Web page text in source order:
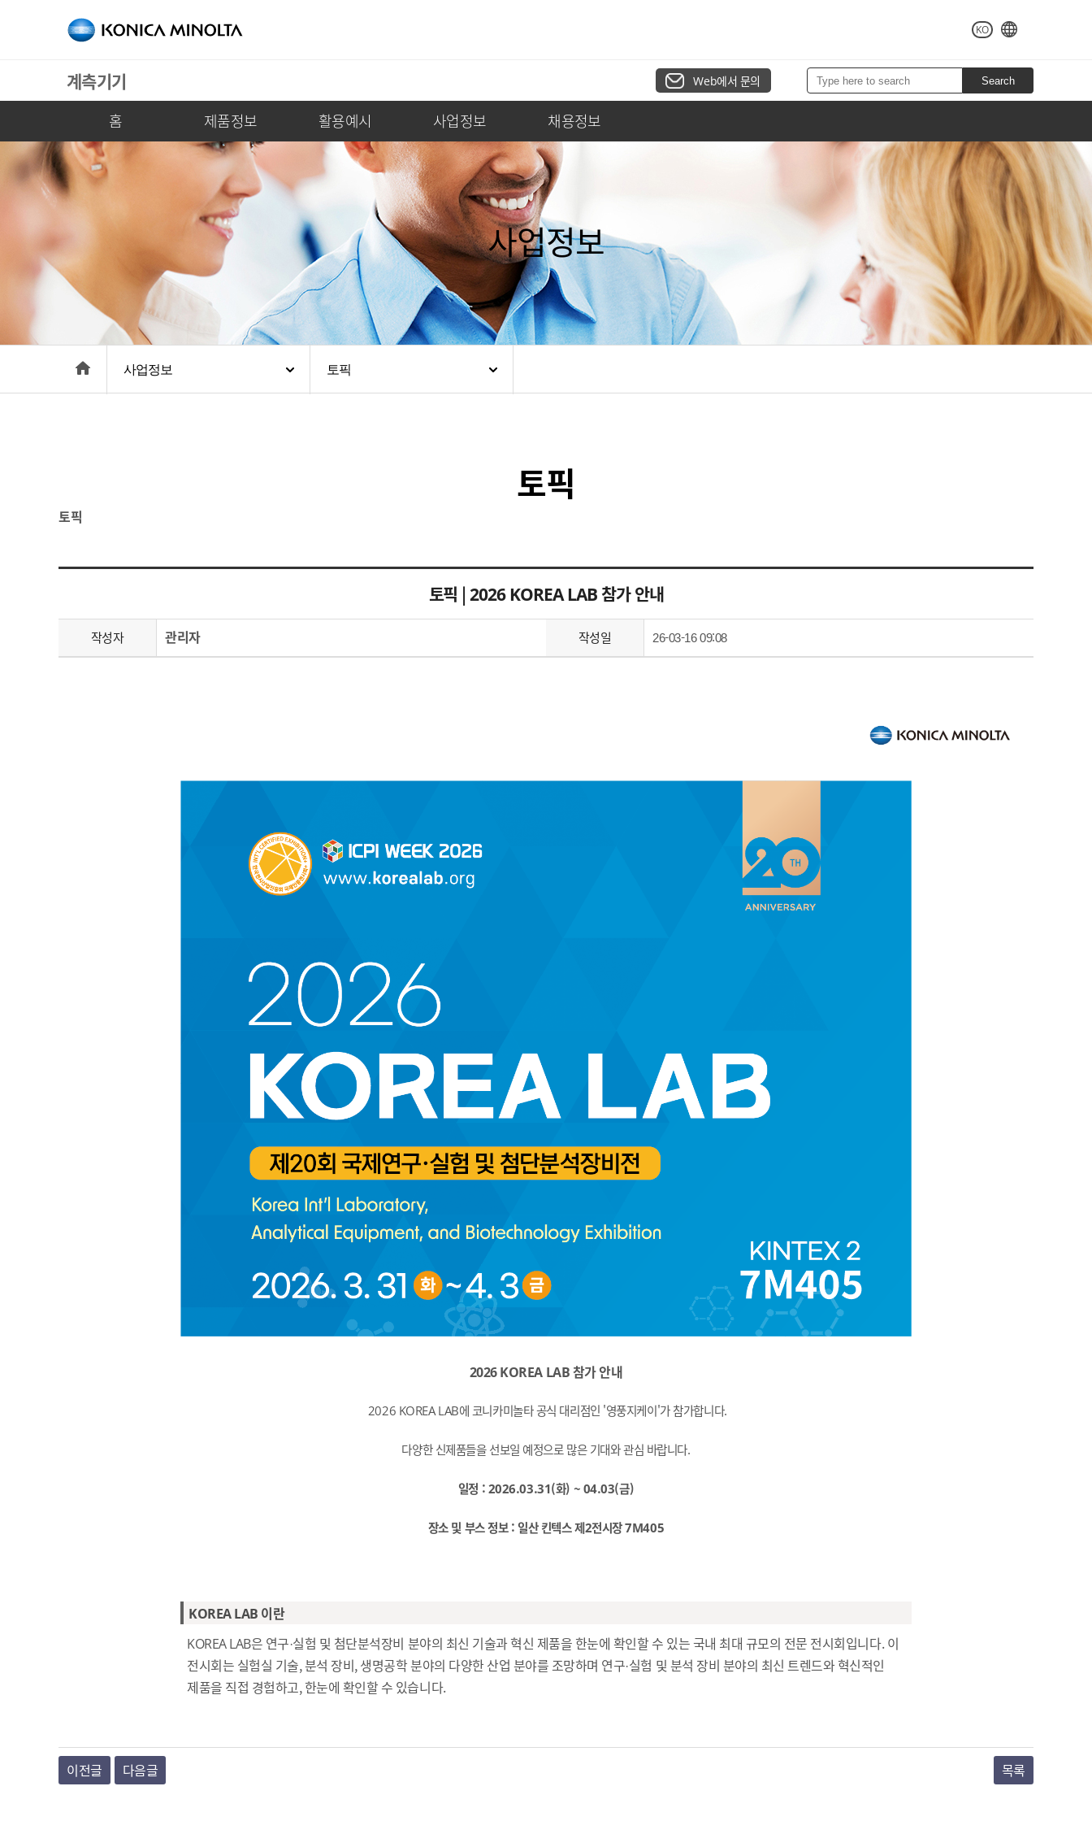
KO
계측기기 Web에서 문의 Search
홈 제품정보 활용예시 사업정보 채용정보
사업정보
home 사업정보 토픽
토픽
토픽
토픽 | 2026 KOREA LAB 참가 안내
작성자 관리자 작성일 26-03-16 09:08
2026 KOREA LAB 참가 안내
2026 KOREA LAB에 코니카미놀타 공식 대리점인 '영풍지케이'가 참가합니다.
다양한 신제품들을 선보일 예정으로 많은 기대와 관심 바랍니다.
일정 : 2026.03.31(화) ~ 04.03(금)
장소 및 부스 정보 : 일산 킨텍스 제2전시장 7M405
KOREA LAB 이란
KOREA LAB은 연구·실험 및 첨단분석장비 분야의 최신 기술과 혁신 제품을 한눈에 확인할 수 있는 국내 최대 규모의 전문 전시회입니다. 이
전시회는 실험실 기술, 분석 장비, 생명공학 분야의 다양한 산업 분야를 조망하며 연구·실험 및 분석 장비 분야의 최신 트렌드와 혁신적인
제품을 직접 경험하고, 한눈에 확인할 수 있습니다.
이전글 다음글 목록